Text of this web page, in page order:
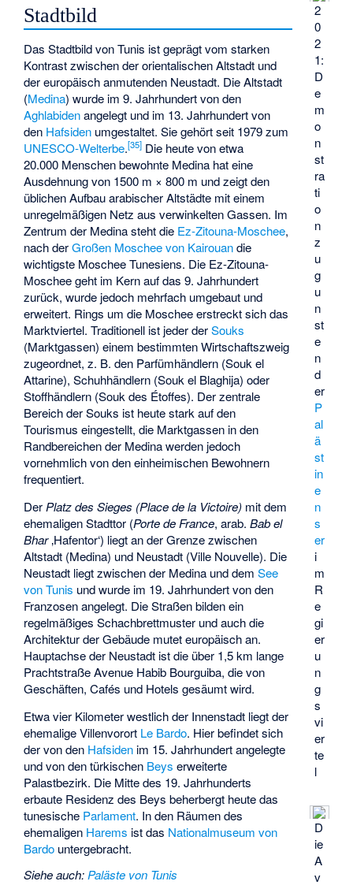
2
0
2
1:
D
e
m
o
n
st
ra
ti
o
n
z
u
g
u
n
st
e
n
d
er
P
al
ä
st
in
e
n
s
er
i
m
R
e
gi
er
u
n
g
s
vi
er
te
l
D
ie
A
v
Stadtbild
Das Stadtbild von Tunis ist geprägt vom starken
Kontrast zwischen der orientalischen Altstadt und
der europäisch anmutenden Neustadt. Die Altstadt
(Medina) wurde im 9. Jahrhundert von den
Aghlabidenangelegt und im 13. Jahrhundert von
den Hafsiden umgestaltet. Sie gehört seit 1979 zum
UNESCO-Welterbe.[35] Die heute von etwa
20.000 Menschen bewohnte Medina hat eine
Ausdehnung von 1500 m × 800 m und zeigt den
üblichen Aufbau arabischer Altstädte mit einem
unregelmäßigen Netz aus verwinkelten Gassen. Im
Zentrum der Medina steht die Ez-Zitouna-Moschee,
nach derGroßen Moschee von Kairouandie
wichtigste Moschee Tunesiens. Die Ez-Zitouna-
Moschee geht im Kern auf das 9. Jahrhundert
zurück, wurde jedoch mehrfach umgebaut und
erweitert. Rings um die Moschee erstreckt sich das
Marktviertel. Traditionell ist jeder derSouks
(Marktgassen) einem bestimmten Wirtschaftszweig
zugeordnet, z. B. den Parfümhändlern (Souk el
Attarine), Schuhhändlern (Souk el Blaghija) oder
Stoffhändlern (Souk des Étoffes). Der zentrale
Bereich der Souks ist heute stark auf den
Tourismus eingestellt, die Marktgassen in den
Randbereichen der Medina werden jedoch
vornehmlich von den einheimischen Bewohnern
frequentiert.
Der Platz des Sieges (Place de la Victoire) mit dem
ehemaligen Stadttor (Porte de France, arab.Bab el
Bhar‚Hafentor‘) liegt an der Grenze zwischen
Altstadt (Medina) und Neustadt (Ville Nouvelle). Die
Neustadt liegt zwischen der Medina und demSee
von Tunis und wurde im 19. Jahrhundert von den
Franzosen angelegt. Die Straßen bilden ein
regelmäßiges Schachbrettmuster und auch die
Architektur der Gebäude mutet europäisch an.
Hauptachse der Neustadt ist die über 1,5 km lange
PrachtstraßeAvenue Habib Bourguiba, die von
Geschäften, Cafés und Hotels gesäumt wird.
Etwa vier Kilometer westlich der Innenstadt liegt der
ehemalige Villenvorort Le Bardo. Hier befindet sich
der von den Hafsiden im 15. Jahrhundert angelegte
und von den türkischen Beys erweiterte
Palastbezirk. Die Mitte des 19. Jahrhunderts
erbaute Residenz des Beys beherbergt heute das
tunesische Parlament. In den Räumen des
ehemaligen Harems ist das Nationalmuseum von
Bardo untergebracht.
Siehe auch: Paläste von Tunis